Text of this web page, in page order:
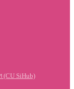
SiHub)